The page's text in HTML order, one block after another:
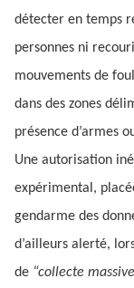
détecter en temps
personnes ni
mouvements de
dans des zones
présence d’armes
Une autorisation
expérimental,
gendarme des
d’ailleurs alerté,
de “collecte